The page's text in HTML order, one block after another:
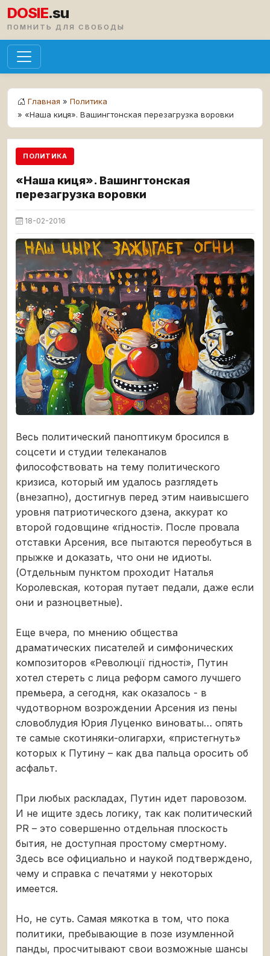
DOSIE.su
ПОМНИТЬ ДЛЯ СВОБОДЫ
Главная » Политика
» «Наша киця». Вашингтонская перезагрузка воровки
ПОЛИТИКА
«Наша киця». Вашингтонская
перезагрузка воровки
18-02-2016
Весь политический паноптикум бросился в
соцсети и студии телеканалов
философствовать на тему политического
кризиса, который им удалось разглядеть
(внезапно), достигнув перед этим наивысшего
уровня патриотического дзена, аккурат ко
второй годовщине «гідності». После провала
отставки Арсения, все пытаются переобуться в
прыжке и доказать, что они не идиоты.
(Отдельным пунктом проходит Наталья
Королевская, которая путает педали, даже если
они и разноцветные).
Еще вчера, по мнению общества
драматических писателей и симфонических
композиторов «Революції гідності», Путин
хотел стереть с лица реформ самого лучшего
премьера, а сегодня, как оказалось - в
чудотворном возрождении Арсения из пены
словоблудия Юрия Луценко виноваты… опять
те самые скотиняки-олигархи, «пристегнуть»
которых к Путину – как два пальца оросить об
асфальт.
При любых раскладах, Путин идет паровозом.
И не ищите здесь логику, так как политический
PR – это совершенно отдельная плоскость
бытия, не доступная простому смертному.
Здесь все официально и наукой подтверждено,
чему и справка с печатями у некоторых
имеется.
Но, не суть. Самая мякотка в том, что пока
политики, пребывающие в позе изумленной
панды, просчитывают свои возможные шансы